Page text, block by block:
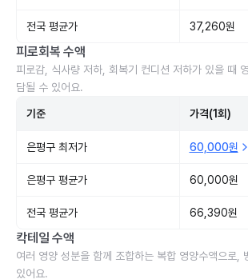
전국 평균가 37,260원
피로회복 수액
피로감, 식사량 저하, 회복기 컨디션 저하가 있을 때
담될 수 있어요.
기준 가격(1회)
은평구 최저가 60,000원
은평구 평균가 60,000원
전국 평균가 66,390원
칵테일 수액
여러 영양 성분을 함께 조합하는 복합 영양수액으로,
있어요.